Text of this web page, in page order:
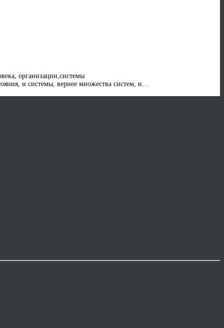
организации,системы
и системы, вернее множества систем, и…